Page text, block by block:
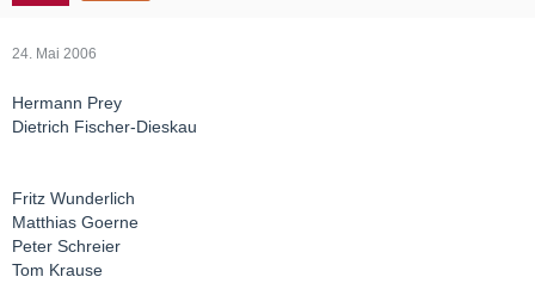
24. Mai 2006
Hermann Prey
Dietrich Fischer-Dieskau
Fritz Wunderlich
Matthias Goerne
Peter Schreier
Tom Krause